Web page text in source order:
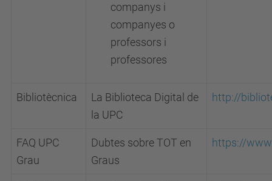
companys i
companyes o
professors i
professores
Bibliotècnica
La Biblioteca Digital de
la UPC
http://
FAQ UPC
Grau
Dubtes sobre TOT en
Graus
https://